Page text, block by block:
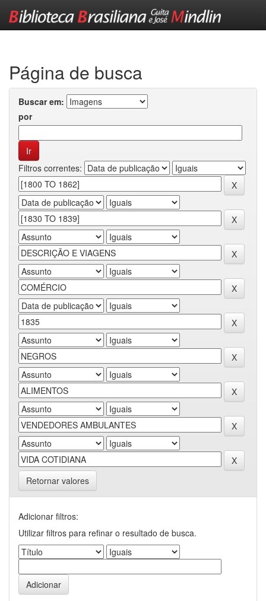
Página de busca
Buscar em:
por
Filtros correntes:
Retornar valores
Adicionar filtros:
Utilizar filtros para refinar o resultado de busca.